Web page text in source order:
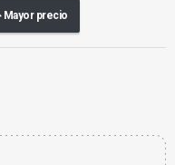
Mayor precio